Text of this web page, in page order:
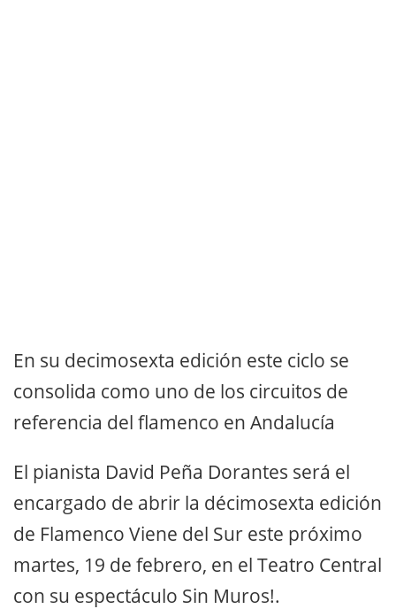
En su decimosexta edición este ciclo se
consolida como uno de los circuitos de
referencia del flamenco en Andalucía
El pianista David Peña Dorantes será el
encargado de abrir la décimosexta edición
de Flamenco Viene del Sur este próximo
martes, 19 de febrero, en el Teatro Central
con su espectáculo Sin Muros!.